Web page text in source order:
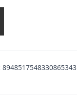
8948517548330865343